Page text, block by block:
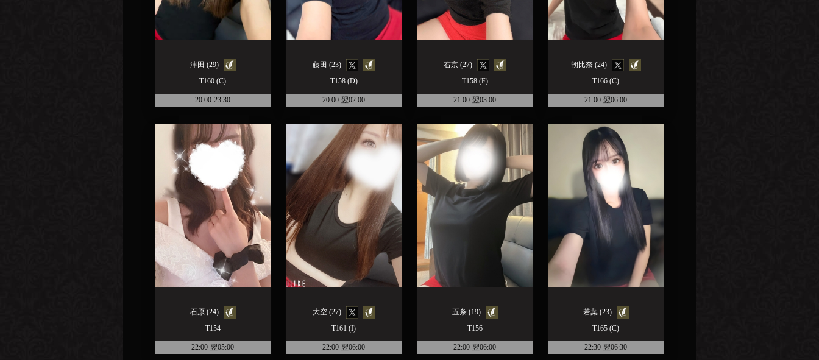
津田 (29)
T160 (C)
20:00-23:30
藤田 (23)
T158 (D)
20:00-翌02:00
右京 (27)
T158 (F)
21:00-翌03:00
朝比奈 (24)
T166 (C)
21:00-翌06:00
石原 (24)
T154
22:00-翌05:00
大空 (27)
T161 (I)
22:00-翌06:00
五条 (19)
T156
22:00-翌06:00
若葉 (23)
T165 (C)
22:30-翌06:30